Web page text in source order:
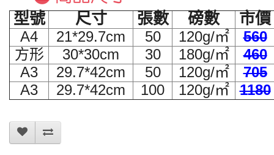
型號 尺寸 張數 磅數 市價
A4 21*29.7cm 50 120g/㎡
560
方形
30*30cm 30 180g/㎡
460
A3
29.7*42cm 50 120g/㎡
705
A3
29.7*42cm 100 120g/㎡ 1180